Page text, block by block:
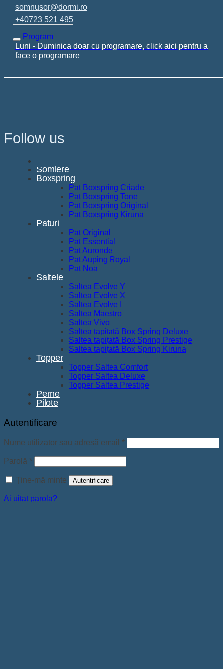
somnusor@dormi.ro
+40723 521 495
Program
Luni - Duminica doar cu programare, click aici pentru a
face o programare
Follow us
Somiere
Boxspring
Pat Boxspring Criade
Pat Boxspring Tone
Pat Boxspring Original
Pat Boxspring Kiruna
Paturi
Pat Original
Pat Essential
Pat Auronde
Pat Auping Royal
Pat Noa
Saltele
Saltea Evolve Y
Saltea Evolve X
Saltea Evolve I
Saltea Maestro
Saltea Vivo
Saltea tapițată Box Spring Deluxe
Saltea tapițată Box Spring Prestige
Saltea tapițată Box Spring Kiruna
Topper
Topper Saltea Comfort
Topper Saltea Deluxe
Topper Saltea Prestige
Perne
Pilote
Autentificare
Nume utilizator sau adresă email *Obligatoriu
Parolă *Obligatoriu
Ține-mă minte Autentificare
Ai uitat parola?